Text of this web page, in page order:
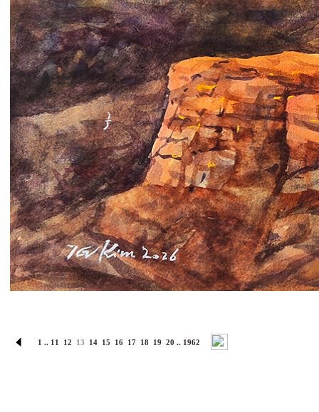
1 .. 11 12 13 14 15 16 17 18 19 20 .. 1962